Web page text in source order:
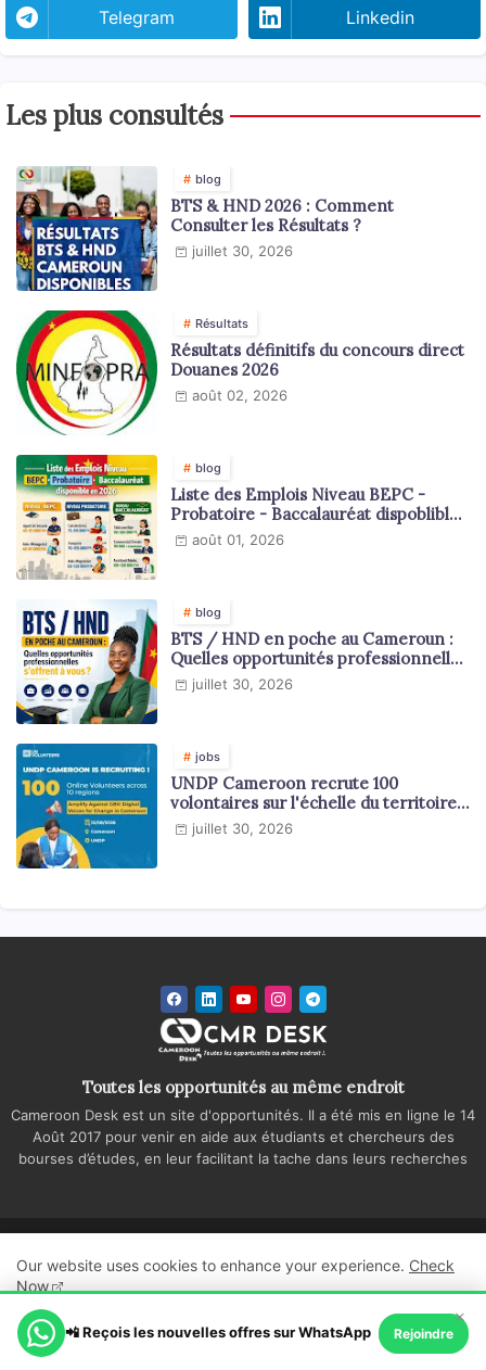
Telegram Linkedin
Les plus consultés
blog
BTS & HND 2026 : Comment
Consulter les Résultats ?
juillet 30, 2026
Résultats
Résultats définitifs du concours direct
Douanes 2026
août 02, 2026
blog
Liste des Emplois Niveau BEPC -
Probatoire - Baccalauréat dispoblible
en 2026
août 01, 2026
blog
BTS / HND en poche au Cameroun :
Quelles opportunités professionnelles
s'offrent à vous ?
juillet 30, 2026
jobs
UNDP Cameroon recrute 100
volontaires sur l'échelle du territoire
national
juillet 30, 2026
Toutes les opportunités au même endroit
Cameroon Desk est un site d'opportunités. Il a été mis en ligne le 14
Août 2017 pour venir en aide aux étudiants et chercheurs des
bourses d’études, en leur facilitant la tache dans leurs recherches
Cameroon Desk
Politique de confidentialité
Regie publicitaire
Our website uses cookies to enhance your experience. Check
Now
Ok, Go it!
×
📲 Reçois les nouvelles offres sur WhatsApp Rejoindre